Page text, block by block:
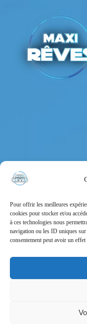
Pour offrir les meilleures
cookies pour stocker et/ou
à ces technologies nous
navigation ou les ID uniques
consentement peut avoir un